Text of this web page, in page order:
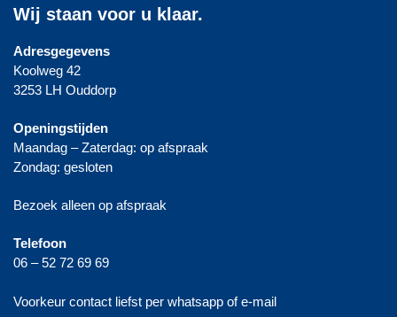
Wij staan voor u klaar.
Adresgegevens
Koolweg 42
3253 LH Ouddorp
Openingstijden
Maandag – Zaterdag: op afspraak
Zondag: gesloten
Bezoek alleen op afspraak
Telefoon
06 – 52 72 69 69
Voorkeur contact liefst per whatsapp of e-mail